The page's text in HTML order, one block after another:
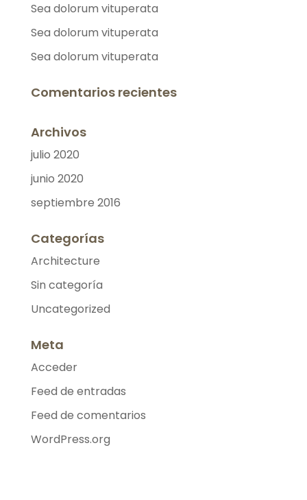
Sea dolorum vituperata
Sea dolorum vituperata
Sea dolorum vituperata
Comentarios recientes
Archivos
julio 2020
junio 2020
septiembre 2016
Categorías
Architecture
Sin categoría
Uncategorized
Meta
Acceder
Feed de entradas
Feed de comentarios
WordPress.org